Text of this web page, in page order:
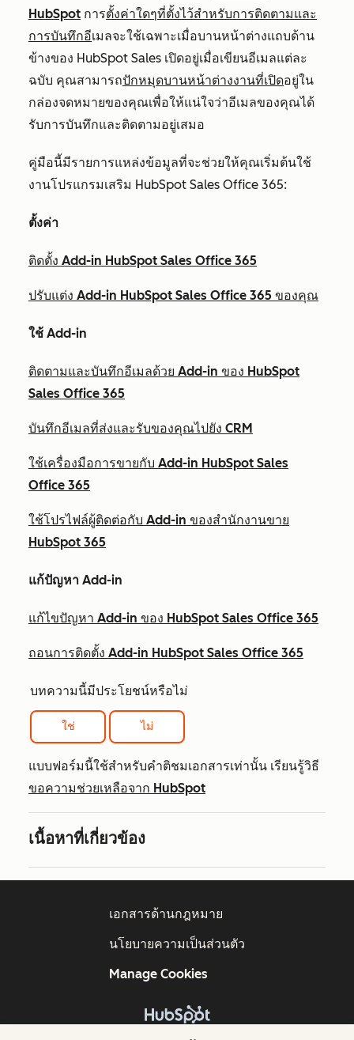
HubSpot การตั้งค่าใดๆที่ตั้งไว้สำหรับการติดตามและ
การบันทึกอีเมลจะใช้เฉพาะเมื่อบานหน้าต่างแถบด้าน
ข้างของ HubSpot Sales เปิดอยู่เมื่อเขียนอีเมลแต่ละ
ฉบับ คุณสามารถปักหมุดบานหน้าต่างงานที่เปิดอยู่ใน
กล่องจดหมายของคุณเพื่อให้แน่ใจว่าอีเมลของคุณได้
รับการบันทึกและติดตามอยู่เสมอ
คู่มือนี้มีรายการแหล่งข้อมูลที่จะช่วยให้คุณเริ่มต้นใช้
งานโปรแกรมเสริม HubSpot Sales Office 365:
ตั้งค่า
ติดตั้ง Add-in HubSpot Sales Office 365
ปรับแต่ง Add-in HubSpot Sales Office 365 ของคุณ
ใช้ Add-in
ติดตามและบันทึกอีเมลด้วย Add-in ของ HubSpot
Sales Office 365
บันทึกอีเมลที่ส่งและรับของคุณไปยัง CRM
ใช้เครื่องมือการขายกับ Add-in HubSpot Sales
Office 365
ใช้โปรไฟล์ผู้ติดต่อกับ Add-in ของสำนักงานขาย
HubSpot 365
แก้ปัญหา Add-in
แก้ไขปัญหา Add-in ของ HubSpot Sales Office 365
ถอนการติดตั้ง Add-in HubSpot Sales Office 365
บทความนี้มีประโยชน์หรือไม่
ใช่ ไม่
แบบฟอร์มนี้ใช้สำหรับคำติชมเอกสารเท่านั้น เรียนรู้วิธี
ขอความช่วยเหลือจาก HubSpot
เนื้อหาที่เกี่ยวข้อง
เอกสารด้านกฎหมาย
นโยบายความเป็นส่วนตัว
Manage Cookies